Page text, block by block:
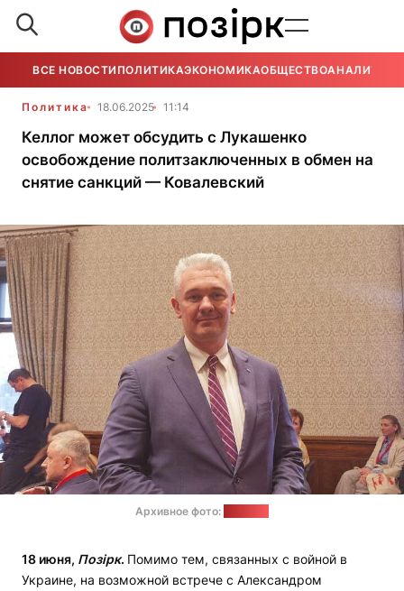
ВСЕ НОВОСТИ ПОЛИТИКАЭКОНОМИКАОБЩЕСТВОАНАЛИТИКА
Политика 18.06.2025 11:14
Келлог может обсудить с Лукашенко
освобождение политзаключенных в обмен на
снятие санкций — Ковалевский
Архивное фото:
18 июня, Позірк. Помимо тем, связанных с войной в
Украине, на возможной встрече с Александром